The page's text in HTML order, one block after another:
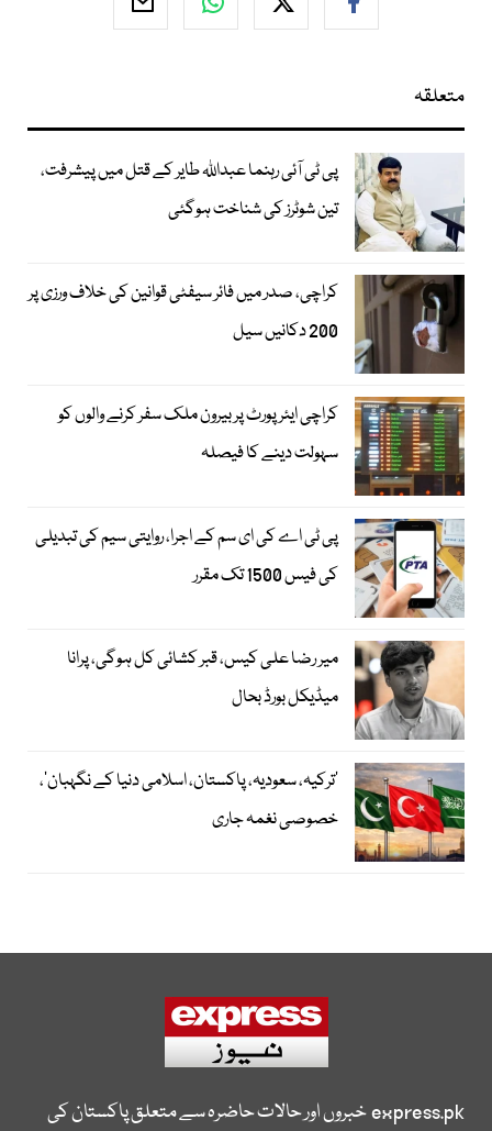
متعلقہ
پی ٹی آئی رہنما عبداللہ طایر کے قتل میں پیشرفت،
تین شوٹرز کی شناخت ہوگئی
کراچی، صدر میں فائر سیفٹی قوانین کی خلاف ورزی پر
200 دکانیں سیل
کراچی ایئرپورٹ پر بیرون ملک سفر کرنے والوں کو
سہولت دینے کا فیصلہ
پی ٹی اے کی ای سم کے اجرا، روایتی سیم کی تبدیلی
کی فیس 1500 تک مقرر
میر رضا علی کیس، قبر کشائی کل ہوگی، پرانا
میڈیکل بورڈ بحال
‘ترکیہ، سعودیہ، پاکستان، اسلامی دنیا کے نگہبان’،
خصوصی نغمہ جاری
express.pkخبروں اور حالات حاضرہ سے متعلق پاکستان کی